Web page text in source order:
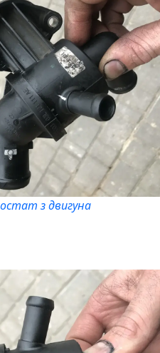
з двигуна